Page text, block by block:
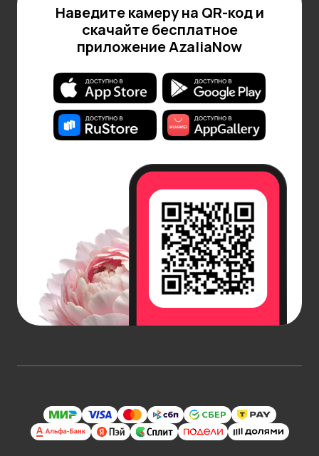
Наведите камеру на QR-код и
скачайте бесплатное
приложение AzaliaNow